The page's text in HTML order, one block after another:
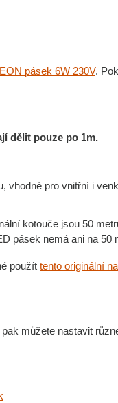
pásek 6W 230V.
dělit pouze po 1m.
pro vnitřní i
kotouče jsou 50
pásek nemá ani na
použít tento originální
pak můžete nastavit